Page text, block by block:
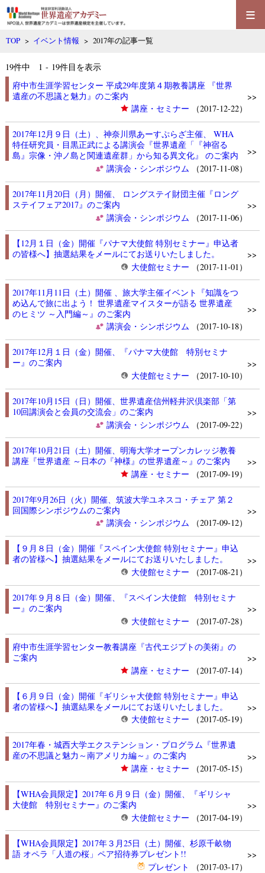
≡
TOP > イベント情報 > 2017年の記事一覧
19件中 1 - 19件目を表示
府中市生涯学習センター 平成29年度第４期教養講座 『世界
遺産の不思議と魅力』のご案内
講座・セミナー
（2017-12-22）
>>
2017年12月９日（土）、神奈川県あーすぷらざ主催、 WHA
特任研究員・目黒正武による講演会『世界遺産「『神宿る
島』宗像・沖ノ島と関連遺産群」から知る異文化』 のご案内
講演会・シンポジウム
（2017-11-08）
>>
2017年11月20日（月）開催、 ロングステイ財団主催『ロング
ステイフェア2017』のご案内
講演会・シンポジウム
（2017-11-06）
>>
【12月１日（金）開催『パナマ大使館 特別セミナー』申込者
の皆様へ】抽選結果をメールにてお送りいたしました。
大使館セミナー
（2017-11-01）
>>
2017年11月11日（土）開催 、旅大学主催イベント『知識をつ
め込んで旅に出よう！ 世界遺産マイスターが語る 世界遺産
のヒミツ ～入門編～』のご案内
講演会・シンポジウム
（2017-10-18）
>>
2017年12月１日（金）開催、『パナマ大使館 特別セミナ
ー』のご案内
大使館セミナー
（2017-10-10）
>>
2017年10月15日（日）開催、世界遺産信州軽井沢倶楽部「第
10回講演会と会員の交流会」のご案内
講演会・シンポジウム
（2017-09-22）
>>
2017年10月21日（土）開催、明海大学オープンカレッジ教養
講座『世界遺産 ～日本の『神様』の世界遺産～』のご案内
講座・セミナー
（2017-09-19）
>>
2017年9月26日（火）開催、筑波大学ユネスコ・チェア 第２
回国際シンポジウムのご案内
講演会・シンポジウム
（2017-09-12）
>>
【９月８日（金）開催『スペイン大使館 特別セミナー』申込
者の皆様へ】抽選結果をメールにてお送りいたしました。
大使館セミナー
（2017-08-21）
>>
2017年９月８日（金）開催、『スペイン大使館 特別セミナ
ー』のご案内
大使館セミナー
（2017-07-28）
>>
府中市生涯学習センター教養講座『古代エジプトの美術』の
ご案内
講座・セミナー
（2017-07-14）
>>
【６月９日（金）開催『ギリシャ大使館 特別セミナー』申込
者の皆様へ】抽選結果をメールにてお送りいたしました。
大使館セミナー
（2017-05-19）
>>
2017年春・城西大学エクステンション・プログラム『世界遺
産の不思議と魅力～南アメリカ編～』のご案内
講座・セミナー
（2017-05-15）
>>
【WHA会員限定】2017年６月９日（金）開催、『ギリシャ
大使館 特別セミナー』のご案内
大使館セミナー
（2017-04-19）
>>
【WHA会員限定】2017年３月25日（土）開催、杉原千畝物
語 オペラ「人道の桜」ペア招待券プレゼント!!
プレゼント
（2017-03-17）
>>